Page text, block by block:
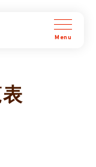
プレイン株式会社